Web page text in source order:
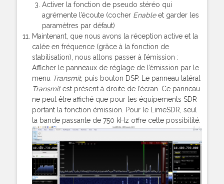
Activer la fonction de pseudo stéréo qui
agrémente l’écoute (cocher Enableet garder les
paramètres par défaut)
Maintenant, que nous avons la réception active et la
calée en fréquence (grâce à la fonction de
stabilisation), nous allons passer à l’émission :
Afficher le panneaux de réglage de l’émission par le
menu Transmit, puis bouton DSP. Le panneau latéral
Transmitest présent à droite de l’écran. Ce panneau
ne peut être affiché que pour les équipements SDR
portant la fonction émission. Pour le LimeSDR, seul
la bande passante de 750 kHz offre cette possibilité.